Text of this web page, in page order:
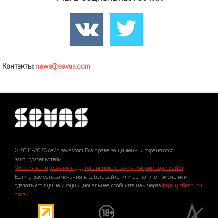
Контакты: news@sevas.com
© 2011-2026 сайт sevascom Все права защищены и охраняются
законодательством.
Условия копирования и другого использования информации сайта.
Если у Вас есть замечания к работе сайта или вы хотите помочь нам
сделать его лучше и функциональнее, сообщите нам через форму обратной
связи